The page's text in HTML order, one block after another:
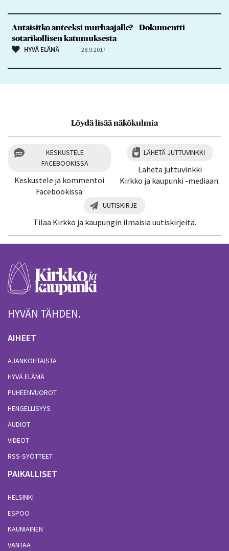
Antaisitko anteeksi murhaajalle? – Dokumentti
sotarikollisen katumuksesta
HYVÄ ELÄMÄ 28.9.2017
Löydä lisää näkökulmia
KESKUSTELE
FACEBOOKISSA
Keskustele ja kommentoi
Facebookissa
LÄHETÄ JUTTUVINKKI
Lähetä juttuvinkki
Kirkko ja kaupunki -mediaan.
UUTISKIRJE
Tilaa Kirkko ja kaupungin ilmaisia uutiskirjeitä.
HYVÄN TÄHDEN.
AIHEET
AJANKOHTAISTA
HYVÄ ELÄMÄ
PUHEENVUOROT
HENGELLISYYS
AUDIOT
VIDEOT
RSS-SYÖTTEET
PAIKALLISET
HELSINKI
ESPOO
KAUNIAINEN
VANTAA